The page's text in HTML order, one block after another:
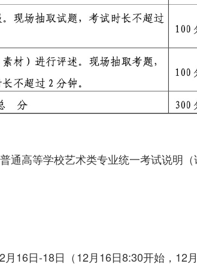
高等学校艺术类专业统一考试说明（
日-18日（12月16日8:30开始，12